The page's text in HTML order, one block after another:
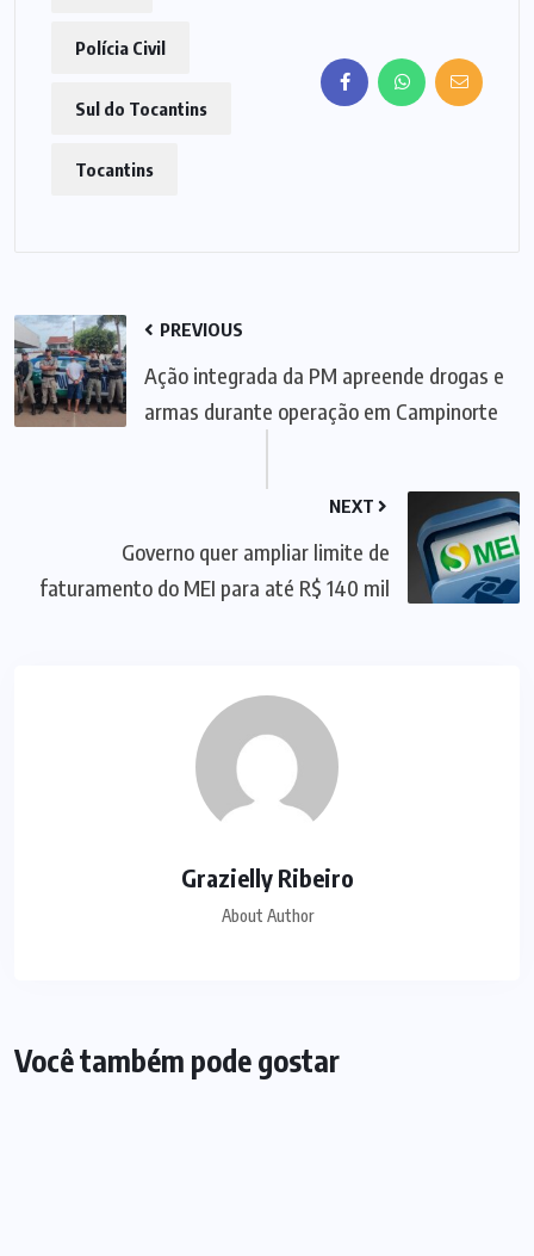
Polícia Civil
Sul do Tocantins
Tocantins
PREVIOUS
Ação integrada da PM apreende drogas e
armas durante operação em Campinorte
NEXT
Governo quer ampliar limite de
faturamento do MEI para até R$ 140 mil
Grazielly Ribeiro
About Author
Você também pode gostar